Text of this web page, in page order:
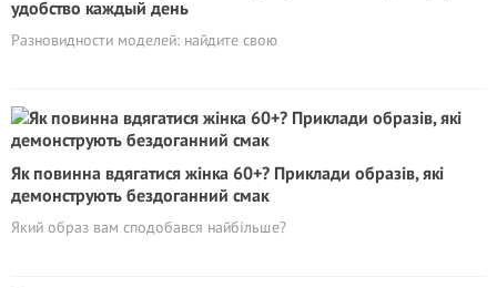
удобство каждый день
Разновидности моделей: найдите свою
Як повинна вдягатися жінка 60+? Приклади образів, які
демонструють бездоганний смак
Який образ вам сподобався найбільше?